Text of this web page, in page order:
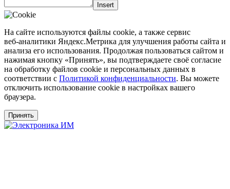
Insert
На сайте используются файлы cookie, а также сервис
веб‑аналитики Яндекс.Метрика для улучшения работы сайта и
анализа его использования. Продолжая пользоваться сайтом и
нажимая кнопку «Принять», вы подтверждаете своё согласие
на обработку файлов cookie и персональных данных в
соответствии с Политикой конфиденциальности. Вы можете
отключить использование cookie в настройках вашего
браузера.
Принять